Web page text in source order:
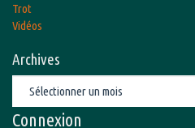
Trot
Vidéos
Archives
Connexion